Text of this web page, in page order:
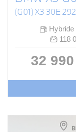
(G01) X3 30E
Hybride
118
32